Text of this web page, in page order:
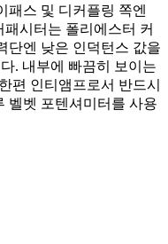
패스 및 디커플링 쪽엔
시터는 폴리에스터 커
단엔 낮은 인덕턴스 값을
. 내부에 빠끔히 보이는
편 인티앰프로서 반드시
벨벳 포텐셔미터를 사용